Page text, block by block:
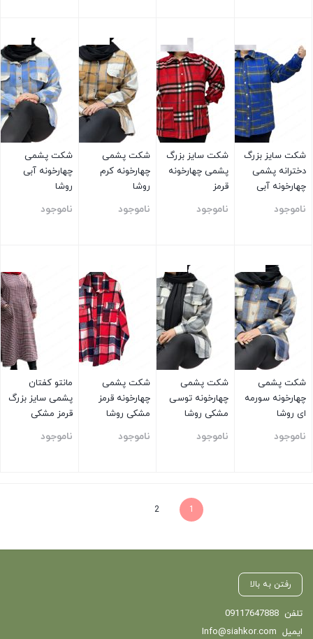
شکت سایز بزرگ
دخترانه پشمی
چهارخونه آبی
ناموجود
شکت سایز بزرگ
پشمی چهارخونه
قرمز
ناموجود
شکت پشمی
چهارخونه کرم
روشا
ناموجود
شکت پشمی
چهارخونه آبی
روشا
ناموجود
شکت پشمی
چهارخونه سورمه
ای روشا
ناموجود
شکت پشمی
چهارخونه توسی
مشکی روشا
ناموجود
شکت پشمی
چهارخونه قرمز
مشکی روشا
ناموجود
مانتو کفتان
پشمی سایز بزرگ
قرمز مشکی
ناموجود
1
2
رفتن به بالا
تلفن 09117647888
ایمیل Info@siahkor.com